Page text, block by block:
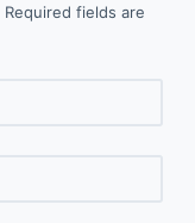
Required fields are